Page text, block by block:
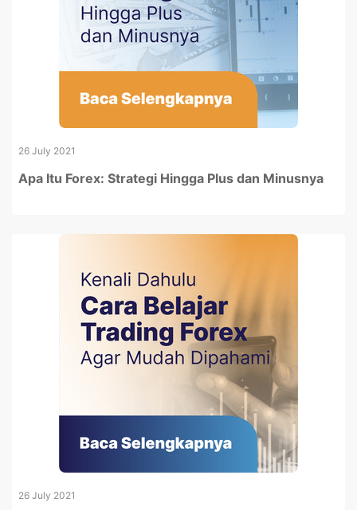
26 July 2021
Apa Itu Forex: Strategi Hingga Plus dan Minusnya
26 July 2021